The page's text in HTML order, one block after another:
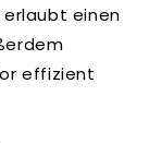
einen
effizient